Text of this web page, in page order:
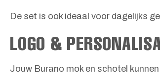
De set is ook ideaal voor dagelijks
LOGO &
Jouw Burano mok en schotel